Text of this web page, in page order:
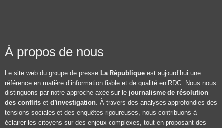
À propos de nous
Le site web du groupe de presse La République est aujourd’hui une
référence en matière d’information fiable et de qualité en RDC. Nous nous
distinguons par notre approche axée sur le journalisme de résolution
des conflits et d’investigation. À travers des analyses approfondies des
tensions sociales et des enquêtes rigoureuses, nous contribuons à
éclairer les citoyens sur des enjeux complexes, tout en proposant des